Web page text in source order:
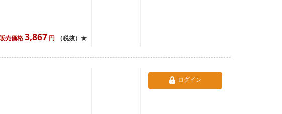
売価格 3,867 円 （税抜）★
ログイン